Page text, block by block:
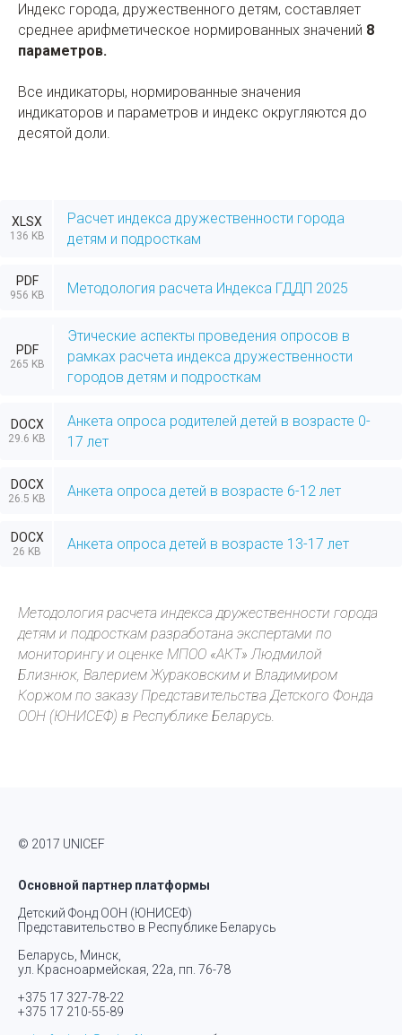
Индекс города, дружественного детям, составляет
среднее арифметическое нормированных значений 8
параметров.
Все индикаторы, нормированные значения
индикаторов и параметров и индекс округляются до
десятой доли.
XLSX
136 KB
Расчет индекса дружественности города
детям и подросткам
PDF
956 KB Методология расчета Индекса ГДДП 2025
PDF
265 KB
Этические аспекты проведения опросов в
рамках расчета индекса дружественности
городов детям и подросткам
DOCX
29.6 KB
Анкета опроса родителей детей в возрасте 0-
17 лет
DOCX
26.5 KB Анкета опроса детей в возрасте 6-12 лет
DOCX
26 KB Анкета опроса детей в возрасте 13-17 лет
Методология расчета индекса дружественности города
детям и подросткам разработана экспертами по
мониторингу и оценке МПОО «АКТ» Людмилой
Близнюк, Валерием Жураковским и Владимиром
Коржом по заказу Представительства Детского Фонда
ООН (ЮНИСЕФ) в Республике Беларусь.
© 2017 UNICEF
Основной партнер платформы
Детский Фонд ООН (ЮНИСЕФ)
Представительство в Республике Беларусь
Беларусь, Минск,
ул. Красноармейская, 22а, пп. 76-78
+375 17 327-78-22
+375 17 210-55-89